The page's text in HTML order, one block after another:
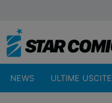
NEWS ULTIME USCITE